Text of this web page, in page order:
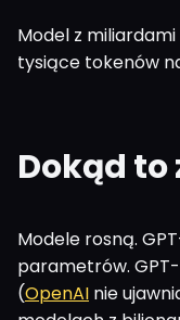
Model z
tysiące tokenów
Dokąd to
Modele rosną.
parametrów.
(OpenAI nie